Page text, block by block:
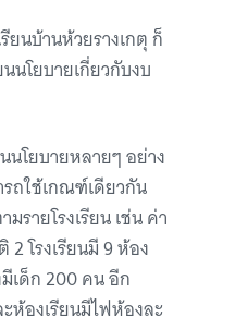
นบ้านห้วยรางเกตุ ก็
นโยบายเกี่ยวกับงบ
นโยบายหลายๆ อย่าง
รถใช้เกณฑ์เดียวกัน
ายโรงเรียน เช่น ค่า
โรงเรียนมี 9 ห้อง
เด็ก 200 คน อีก
ห้องเรียนมีไฟห้องละ